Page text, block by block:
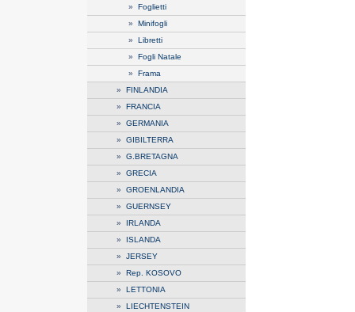
» Foglietti
» Minifogli
» Libretti
» Fogli Natale
» Frama
» FINLANDIA
» FRANCIA
» GERMANIA
» GIBILTERRA
» G.BRETAGNA
» GRECIA
» GROENLANDIA
» GUERNSEY
» IRLANDA
» ISLANDA
» JERSEY
» Rep. KOSOVO
» LETTONIA
» LIECHTENSTEIN